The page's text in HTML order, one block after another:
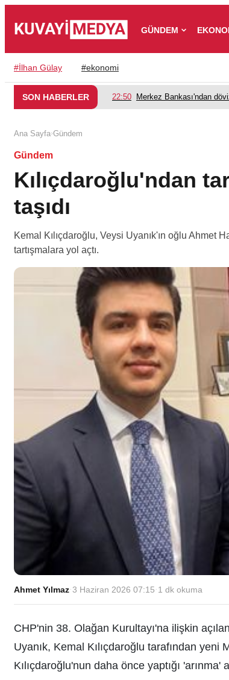
GÜNDEM
#İlhan Gülay #ekonomi
SON HABERLER 22:50 Merkez Bankası'ndan
Ana Sayfa›Gündem
Gündem
Kılıçdaroğlu'ndan
taşıdı
Kemal Kılıçdaroğlu, Veysi Uyanık'ın oğlu Ahmet
tartışmalara yol açtı.
Ahmet Yılmaz·3 Haziran 2026 07:15 · 1 dk okuma
CHP'nin 38. Olağan Kurultayı'na ilişkin
Uyanık, Kemal Kılıçdaroğlu tarafından yeni
Kılıçdaroğlu'nun daha önce yaptığı 'arınma'